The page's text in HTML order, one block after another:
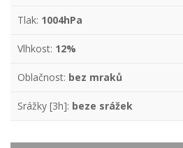
Tlak: 1004hPa
Vlhkost: 12%
Oblačnost: bez mraků
Srážky [3h]: beze srážek